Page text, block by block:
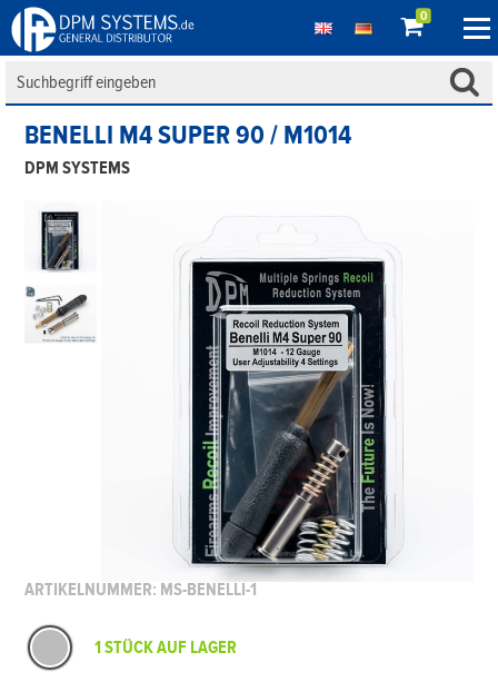
0
BENELLI M4 SUPER 90 / M1014
DPM SYSTEMS
ARTIKELNUMMER: MS-BENELLI-1
1 STÜCK AUF LAGER